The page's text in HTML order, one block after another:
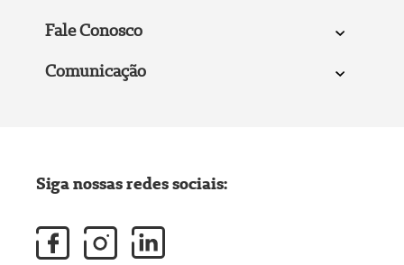
Fale Conosco
Comunicação
Siga nossas redes sociais: